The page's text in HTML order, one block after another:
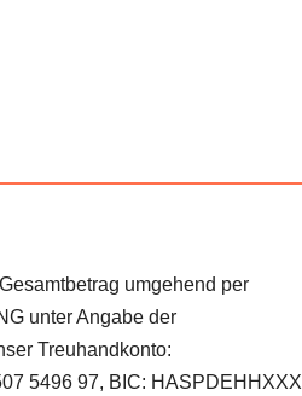
umgehend per
unter Angabe der
Treuhandkonto:
5496 97, BIC: HASPDEHHXXX